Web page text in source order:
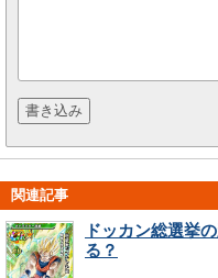
関連記事
ドッカン総選挙
る？